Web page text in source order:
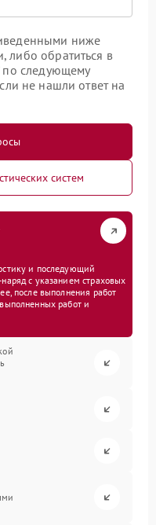
ниже
либо обратиться в
по следующему
не нашли ответ на
систем
и последующий
с указанием страховых
после выполнения работ
работ и